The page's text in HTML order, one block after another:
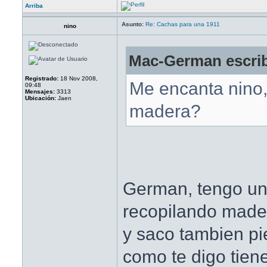
Arriba
nino Asunto: Re: Cachas para una 1911
Registrado: 18 Nov 2008,
09:48
Mensajes: 3313
Ubicación: Jaen
Mac-German
Me encanta
madera?
German, tengo
recopilando
y saco tambien
como te digo